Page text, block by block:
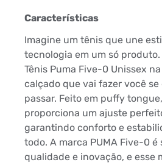
Características
Imagine um tênis que une
tecnologia em um só
Tênis Puma Five-0 Unissex
calçado que vai fazer você
passar. Feito em puffy
proporciona um ajuste
garantindo conforto e
todo. A marca PUMA Five-0 é
qualidade e inovação, e esse